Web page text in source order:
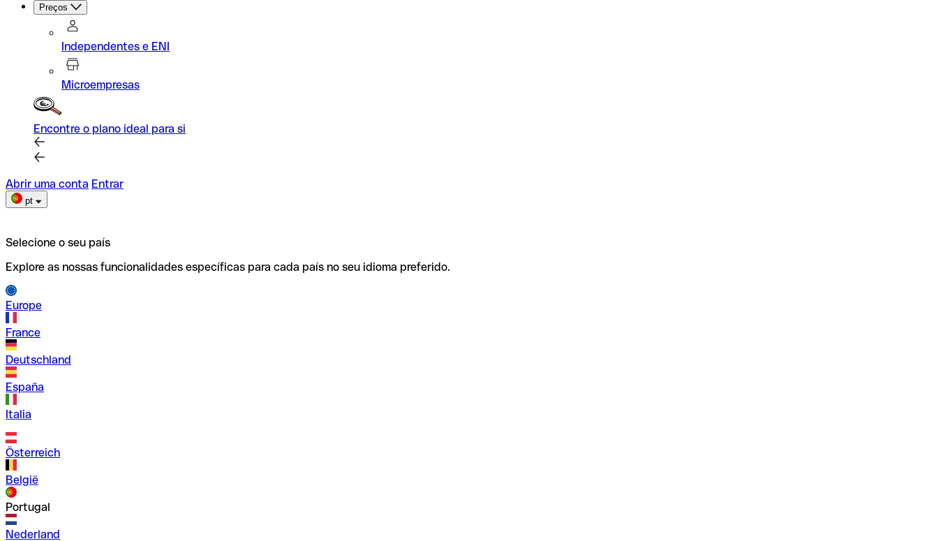
Preços
Independentes e ENI
Microempresas
Encontre o plano ideal para si
Abrir uma conta Entrar
pt
Selecione o seu país
Explore as nossas funcionalidades específicas para cada país no seu idioma preferido.
Europe
France
Deutschland
España
Italia
Österreich
België
Portugal
Nederland